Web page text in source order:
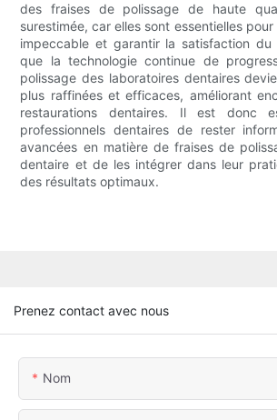
des fraises de polissage de haute
surestimée, car elles sont essentielles
impeccable et garantir la satisfaction du
que la technologie continue de
polissage des laboratoires dentaires
plus raffinées et efficaces, améliorant
restaurations dentaires. Il est donc
professionnels dentaires de rester
avancées en matière de fraises de
dentaire et de les intégrer dans leur
des résultats optimaux.
Prenez contact avec nous
Nom